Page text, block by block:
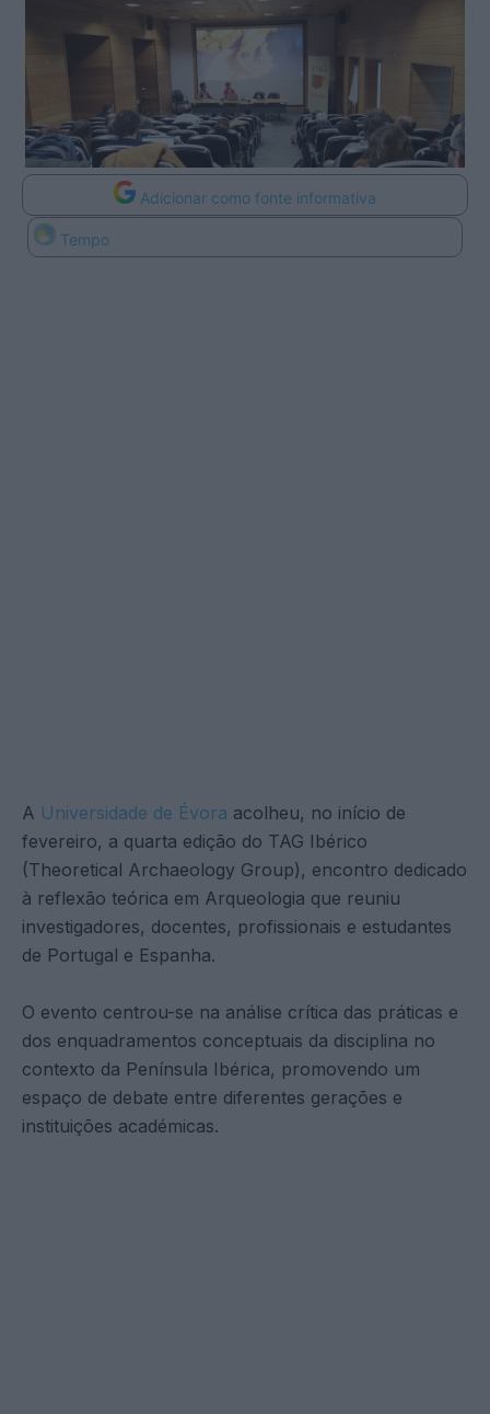
Adicionar como fonte informativa
Tempo
A Universidade de Évora acolheu, no início de
fevereiro, a quarta edição do TAG Ibérico
(Theoretical Archaeology Group), encontro dedicado
à reflexão teórica em Arqueologia que reuniu
investigadores, docentes, profissionais e estudantes
de Portugal e Espanha.
O evento centrou-se na análise crítica das práticas e
dos enquadramentos conceptuais da disciplina no
contexto da Península Ibérica, promovendo um
espaço de debate entre diferentes gerações e
instituições académicas.